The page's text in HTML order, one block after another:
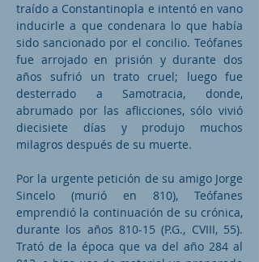
traído a Constantinopla e intentó en vano
inducirle a que condenara lo que había
sido sancionado por el concilio. Teófanes
fue arrojado en prisión y durante dos
años sufrió un trato cruel; luego fue
desterrado a Samotracia, donde,
abrumado por las aflicciones, sólo vivió
diecisiete días y produjo muchos
milagros después de su muerte.
Por la urgente petición de su amigo Jorge
Sincelo (murió en 810), Teófanes
emprendió la continuación de su crónica,
durante los años 810-15 (P.G., CVIII, 55).
Trató de la época que va del año 284 al